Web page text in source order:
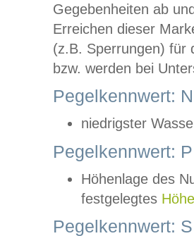
Gegebenheiten ab
Erreichen dieser
(z.B. Sperrungen) für
bzw. werden bei
Pegelkennwert:
niedrigster
Pegelkennwert:
Höhenlage des
festgelegtes
Pegelkennwert: